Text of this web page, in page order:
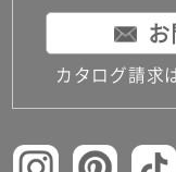
カタログ請求